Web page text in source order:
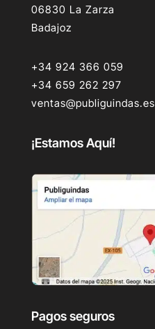
06830 La Zarza
Badajoz
+34 924 366 059
+34 659 262 297
ventas@publiguindas.es
¡Estamos Aquí!
Pagos seguros